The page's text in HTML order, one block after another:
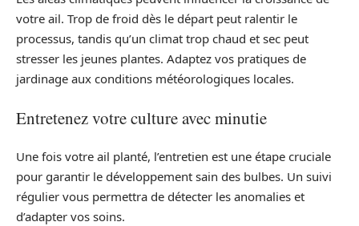
votre ail. Trop de froid dès le départ peut ralentir le
processus, tandis qu’un climat trop chaud et sec peut
stresser les jeunes plantes. Adaptez vos pratiques de
jardinage aux conditions météorologiques locales.
Entretenez votre culture avec minutie
Une fois votre ail planté, l’entretien est une étape cruciale
pour garantir le développement sain des bulbes. Un suivi
régulier vous permettra de détecter les anomalies et
d’adapter vos soins.